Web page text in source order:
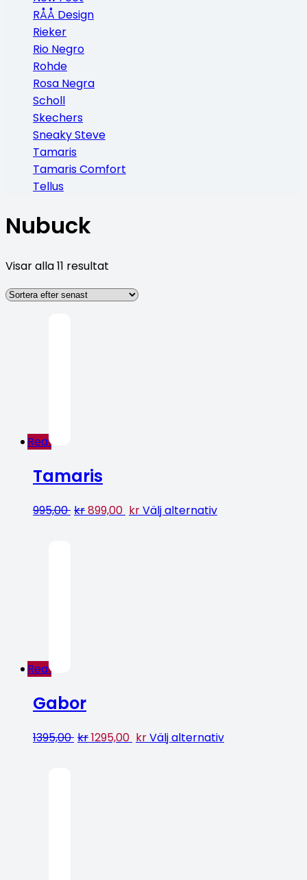
RÅÅ Design
Rieker
Rio Negro
Rohde
Rosa Negra
Scholl
Skechers
Sneaky Steve
Tamaris
Tamaris Comfort
Tellus
Nubuck
Visar alla 11 resultat
Rea!
Tamaris
995,00 kr899,00 krVälj alternativ
Rea!
Gabor
1395,00 kr1295,00 krVälj alternativ